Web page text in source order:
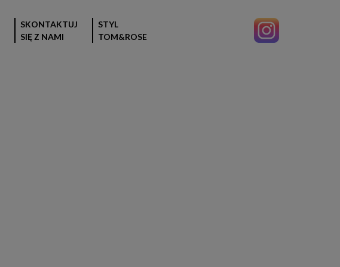
SKONTAKTUJ
SIĘ Z NAMI
STYL
TOM&ROSE